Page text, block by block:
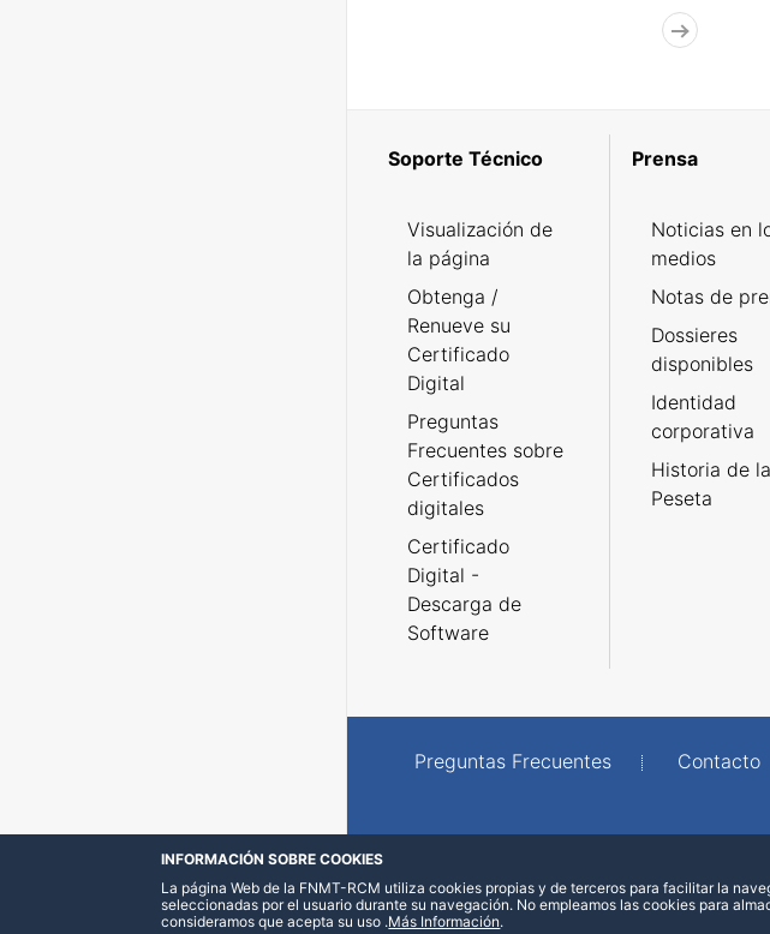
Soporte Técnico
Visualización de
la página
Obtenga /
Renueve su
Certificado
Digital
Preguntas
Frecuentes sobre
Certificados
digitales
Certificado
Digital -
Descarga de
Software
Prensa
Noticias en
medios
Notas de
Dossieres
disponibles
Identidad
corporativa
Historia de la
Peseta
Preguntas Frecuentes Contacto
INFORMACIÓN SOBRE COOKIES
La página Web de la FNMT-RCM utiliza cookies propias y de terceros para facilitar la
seleccionadas por el usuario durante su navegación. No empleamos las cookies para
consideramos que acepta su uso .Más Información.